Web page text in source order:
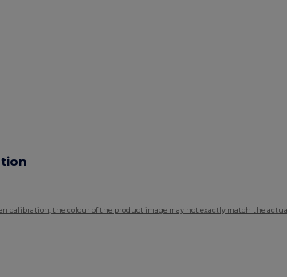
calibration, the colour of the product image may not exactly match the